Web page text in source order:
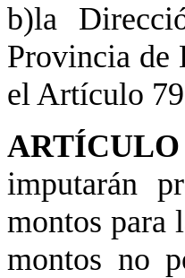
b)la
Provincia de
el Artículo
ARTÍCULO
imputarán
montos para
montos no